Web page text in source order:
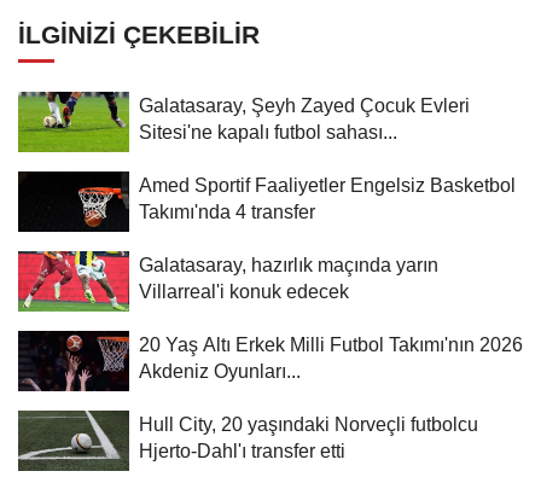
İLGINIZI ÇEKEBILIR
Galatasaray, Şeyh Zayed Çocuk Evleri
Sitesi'ne kapalı futbol sahası...
Amed Sportif Faaliyetler Engelsiz Basketbol
Takımı'nda 4 transfer
Galatasaray, hazırlık maçında yarın
Villarreal'i konuk edecek
20 Yaş Altı Erkek Milli Futbol Takımı'nın 2026
Akdeniz Oyunları...
Hull City, 20 yaşındaki Norveçli futbolcu
Hjerto-Dahl'ı transfer etti